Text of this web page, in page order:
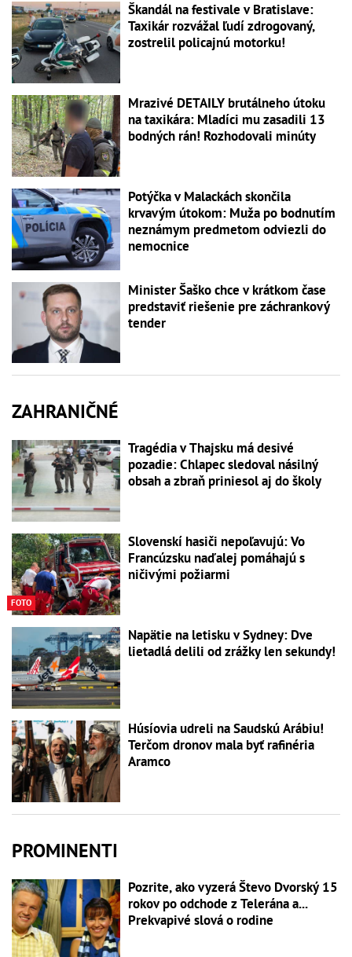
Škandál na festivale v Bratislave:
Taxikár rozvážal ľudí zdrogovaný,
zostrelil policajnú motorku!
Mrazivé DETAILY brutálneho útoku
na taxikára: Mladíci mu zasadili 13
bodných rán! Rozhodovali minúty
Potýčka v Malackách skončila
krvavým útokom: Muža po bodnutím
neznámym predmetom odviezli do
nemocnice
Minister Šaško chce v krátkom čase
predstaviť riešenie pre záchrankový
tender
ZAHRANIČNÉ
Tragédia v Thajsku má desivé
pozadie: Chlapec sledoval násilný
obsah a zbraň priniesol aj do školy
FOTO
Slovenskí hasiči nepoľavujú: Vo
Francúzsku naďalej pomáhajú s
ničivými požiarmi
Napätie na letisku v Sydney: Dve
lietadlá delili od zrážky len sekundy!
Húsíovia udreli na Saudskú Arábiu!
Terčom dronov mala byť rafinéria
Aramco
PROMINENTI
Pozrite, ako vyzerá Števo Dvorský 15
rokov po odchode z Telerána a...
Prekvapivé slová o rodine